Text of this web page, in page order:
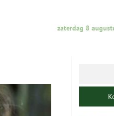
zaterdag 8